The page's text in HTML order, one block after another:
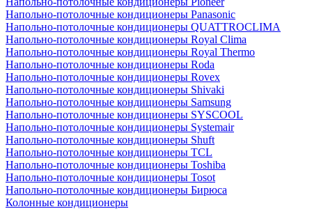
Напольно-потолочные кондиционеры Panasonic
Напольно-потолочные кондиционеры QUATTROCLIMA
Напольно-потолочные кондиционеры Royal Clima
Напольно-потолочные кондиционеры Royal Thermo
Напольно-потолочные кондиционеры Roda
Напольно-потолочные кондиционеры Rovex
Напольно-потолочные кондиционеры Shivaki
Напольно-потолочные кондиционеры Samsung
Напольно-потолочные кондиционеры SYSCOOL
Напольно-потолочные кондиционеры Systemair
Напольно-потолочные кондиционеры Shuft
Напольно-потолочные кондиционеры TCL
Напольно-потолочные кондиционеры Toshiba
Напольно-потолочные кондиционеры Tosot
Напольно-потолочные кондиционеры Бирюса
Колонные кондиционеры